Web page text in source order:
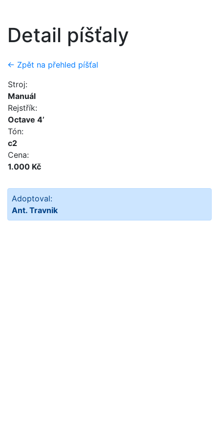
Detail píšťaly
← Zpět na přehled píšťal
Stroj:
Manuál
Rejstřík:
Octave 4’
Tón:
c2
Cena:
1.000 Kč
Adoptoval:
Ant. Travnik